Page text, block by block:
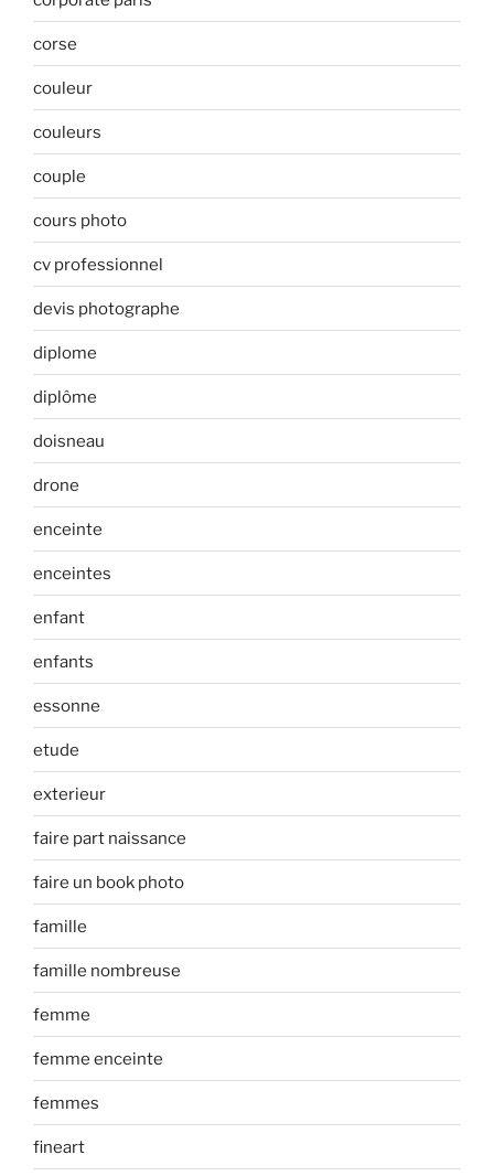
corse
couleur
couleurs
couple
cours photo
cv professionnel
devis photographe
diplome
diplôme
doisneau
drone
enceinte
enceintes
enfant
enfants
essonne
etude
exterieur
faire part naissance
faire un book photo
famille
famille nombreuse
femme
femme enceinte
femmes
fineart